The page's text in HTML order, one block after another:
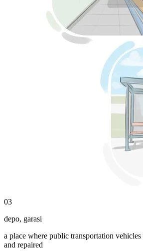
03
depo, garasi
a place where public transportation vehicles
and repaired